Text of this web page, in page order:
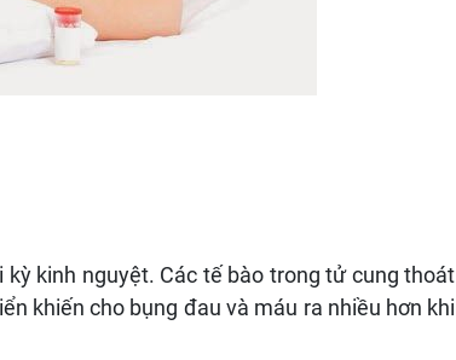
kinh nguyệt. Các tế bào trong tử cung thoát
khiến cho bụng đau và máu ra nhiều hơn khi